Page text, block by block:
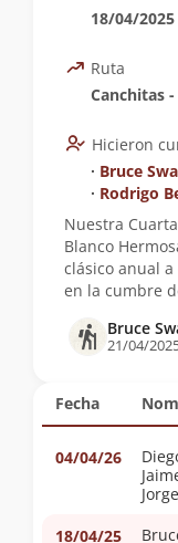
Fecha
04/04/26
18/04/25
18/04/2025
Ruta
Canchitas
Hicieron
∙ Bruce
∙ Rodrigo
Nuestra
Blanco
clásico anual
en la cumbre
Bruce
21/04/